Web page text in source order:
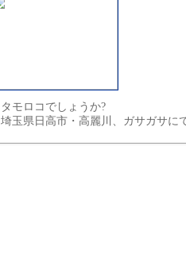
タモロコでしょうか?
埼玉県日高市・高麗川、ガサガサに